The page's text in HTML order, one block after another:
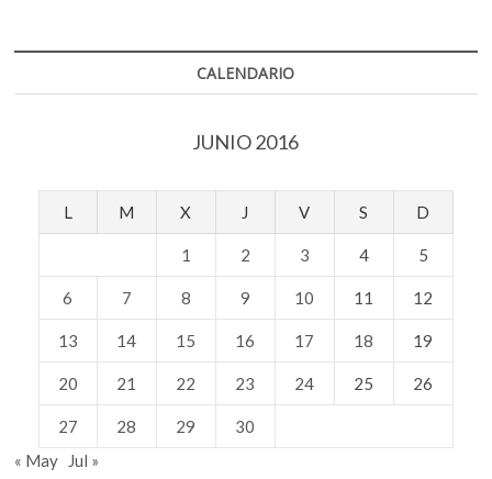
CALENDARIO
JUNIO 2016
L M X J V S D
1 2 3 4 5
6 7 8 9 10 11 12
13 14 15 16 17 18 19
20 21 22 23 24 25 26
27 28 29
30
« May
Jul »